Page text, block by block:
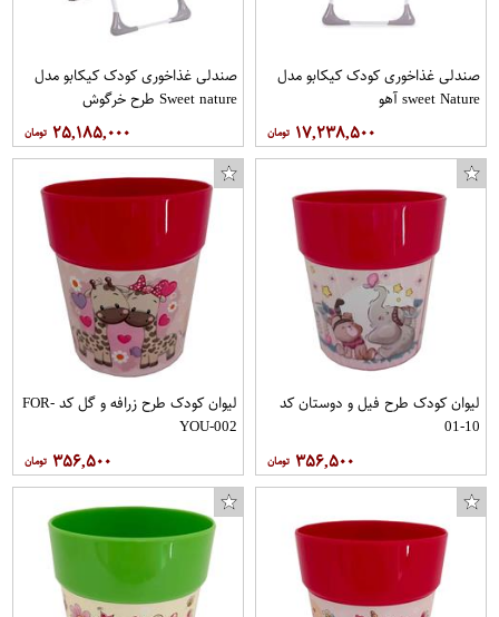
صندلی غذاخوری کودک کیکابو مدل
sweet Nature آهو
۱۷,۲۳۸,۵۰۰
صندلی غذاخوری کودک کیکابو مدل
Sweet nature طرح خرگوش
۲۵,۱۸۵,۰۰۰
لیوان کودک طرح فیل و دوستان کد
10-01
۳۵۶,۵۰۰
لیوان کودک طرح زرافه و گل کد FOR-
YOU-002
۳۵۶,۵۰۰